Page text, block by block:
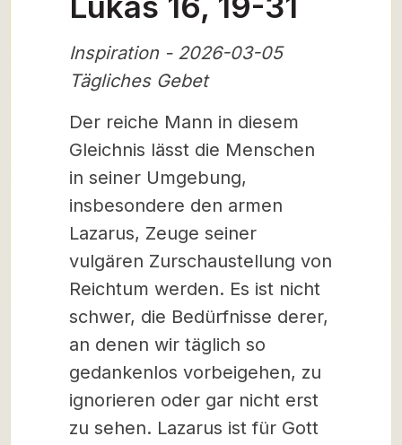
Inspiration - 2026-03-05
Tägliches Gebet
Der reiche Mann in diesem
Gleichnis lässt die Menschen
in seiner Umgebung,
insbesondere den armen
Lazarus, Zeuge seiner
vulgären Zurschaustellung von
Reichtum werden. Es ist nicht
schwer, die Bedürfnisse derer,
an denen wir täglich so
gedankenlos vorbeigehen, zu
ignorieren oder gar nicht erst
zu sehen. Lazarus ist für Gott